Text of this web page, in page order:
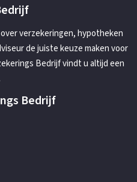
verzekeringen, hypotheken
de juiste keuze maken voor
Bedrijf vindt u altijd een
Bedrijf